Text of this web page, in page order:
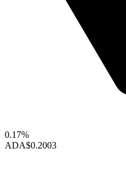
0.17%
ADA$0.2003